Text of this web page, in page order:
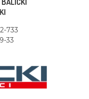
733
33